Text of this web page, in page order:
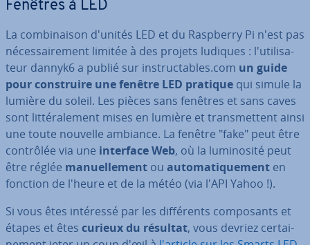
Fenêtres à LED
La com­bi­nai­son d'unités LED et du Raspberry Pi n'est pas
né­ces­sai­re­ment limitée à des projets ludiques : l'uti­li­sa­
teur dannyk6 a publié sur ins­truc­tables.com un guide
pour cons­truire une fenêtre LED pratique qui simule la
lumière du soleil. Les pièces sans fenêtres et sans caves
sont lit­té­ra­le­ment mises en lumière et trans­met­tent ainsi
une toute nouvelle ambiance. La fenêtre "fake" peut être
contrôlée via une interface Web, où la lu­mi­no­sité peut
être réglée ma­nuel­le­ment ou au­to­ma­ti­que­ment en
fonction de l'heure et de la météo (via l'API Yahoo !).
Si vous êtes intéressé par les dif­fé­rents com­po­sants et
étapes et êtes curieux du résultat, vous devriez cer­tai­